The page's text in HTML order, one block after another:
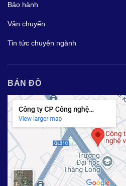
Bảo hành
Vận chuyển
Tin tức chuyên ngành
BẢN ĐỒ